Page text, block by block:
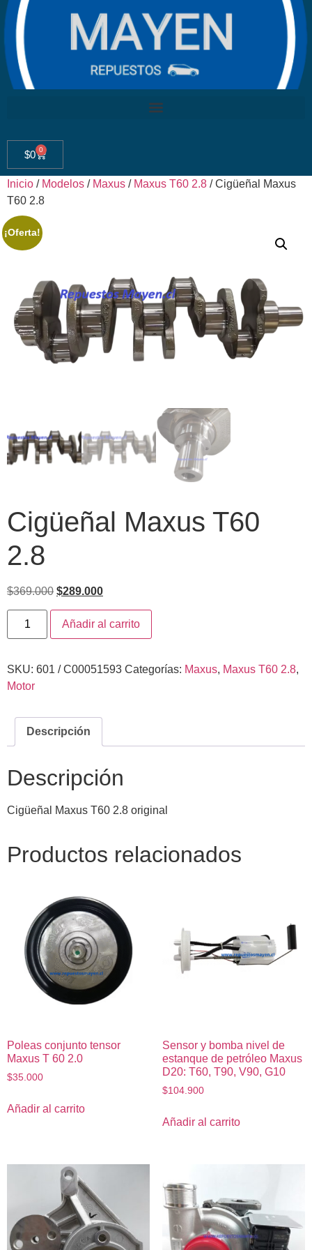
$0 0
Inicio / Modelos / Maxus / Maxus T60 2.8 / Cigüeñal Maxus
T60 2.8
¡Oferta!
Cigüeñal Maxus T60
2.8
$369.000 $289.000
Añadir al carrito
SKU: 601 / C00051593 Categorías: Maxus, Maxus T60 2.8,
Motor
Descripción
Descripción
Cigüeñal Maxus T60 2.8 original
Productos relacionados
Poleas conjunto tensor
Maxus T 60 2.0
$35.000
Añadir al carrito
Sensor y bomba nivel de
estanque de petróleo Maxus
D20: T60, T90, V90, G10
$104.900
Añadir al carrito